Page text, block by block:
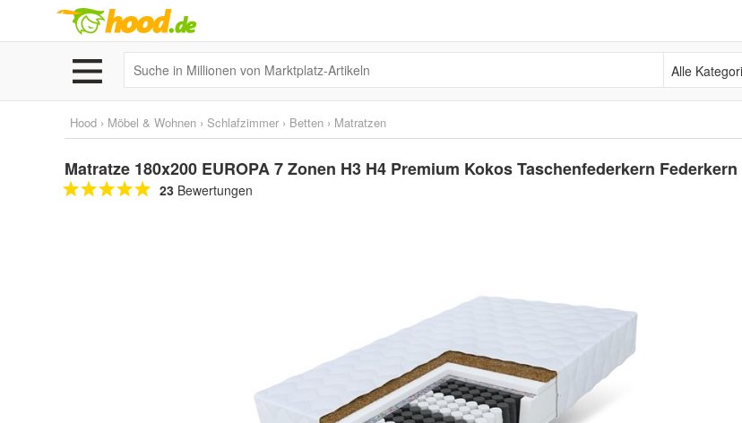
Alle Kategorien
Hood › Möbel & Wohnen › Schlafzimmer › Betten › Matratzen
Matratze 180x200 EUROPA 7 Zonen H3 H4 Premium Kokos Taschenfederkern Federkern
23 Bewertungen